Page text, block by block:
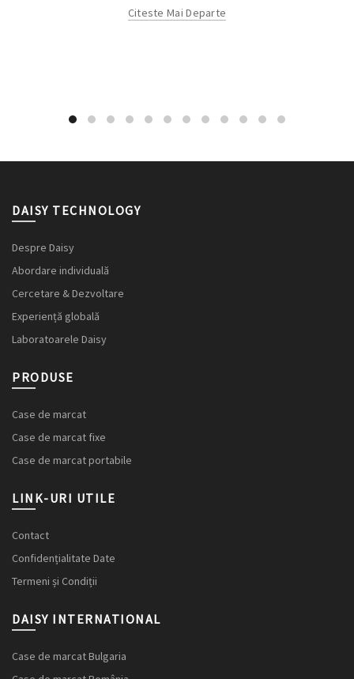
Citeste Mai Departe
DAISY TECHNOLOGY
Despre Daisy
Abordare individuală
Cercetare & Dezvoltare
Experiență globală
Laboratoarele Daisy
PRODUSE
Case de marcat
Case de marcat fixe
Case de marcat portabile
LINK-URI UTILE
Contact
Confidențialitate Date
Termeni și Condiții
DAISY INTERNATIONAL
Case de marcat Bulgaria